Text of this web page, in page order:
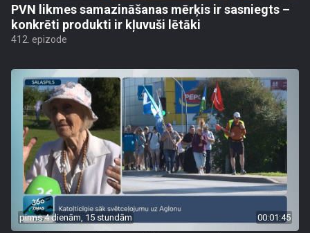
PVN likmes samazināšanas mērķis ir sasniegts –
konkrēti produkti ir kļuvuši lētāki
412. epizode
pirms 4 dienām, 15 stundām 00:01:45